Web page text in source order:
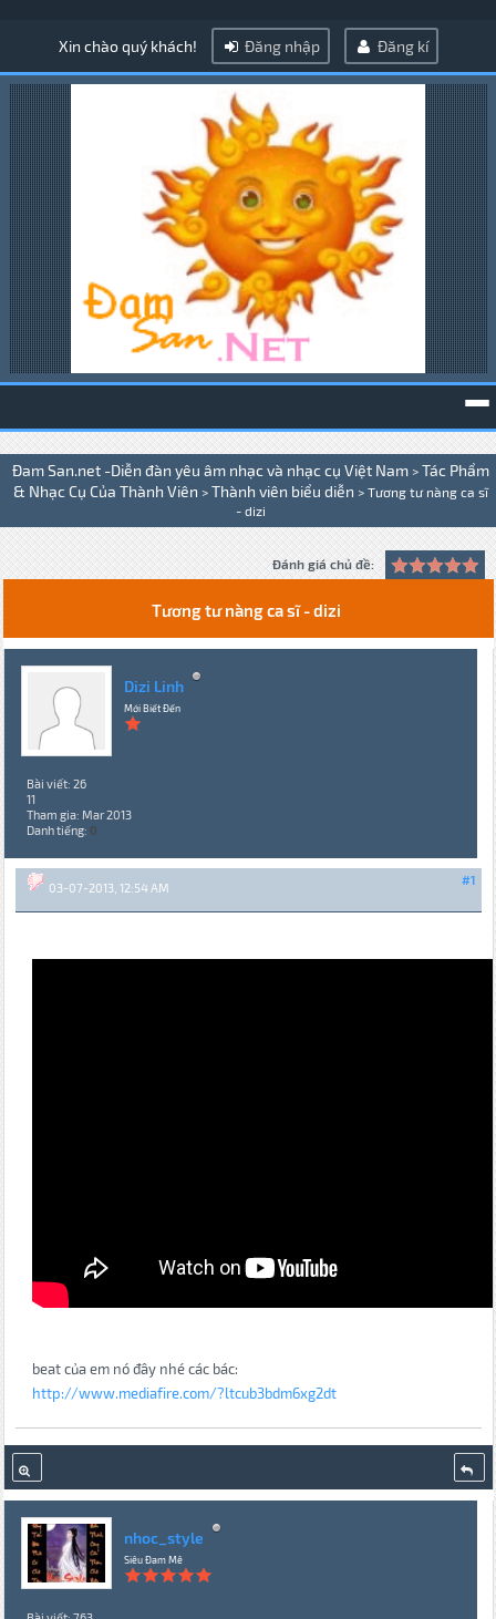
Xin chào quý khách! Đăng nhập Đăng kí
Đam San.net -Diễn đàn yêu âm nhạc và nhạc cụ Việt Nam > Tác Phẩm
& Nhạc Cụ Của Thành Viên > Thành viên biểu diễn > Tương tư nàng ca sĩ
- dizi
Đánh giá chủ đề:
Tương tư nàng ca sĩ - dizi
Dizi Linh
Mới Biết Đến
Bài viết: 26
11
Tham gia: Mar 2013
Danh tiếng: 0
#1
03-07-2013, 12:54 AM
beat của em nó đây nhé các bác:
http://www.mediafire.com/?ltcub3bdm6xg2dt
nhoc_style
Siêu Đam Mê